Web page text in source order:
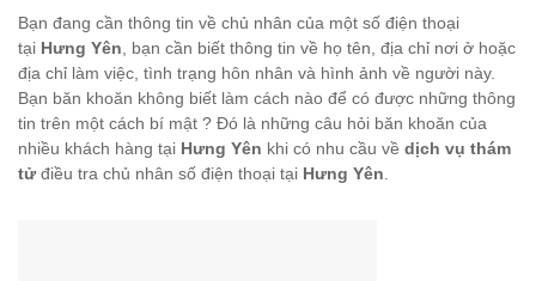
Bạn đang cần thông tin về chủ nhân của một số điện thoại
tại Hưng Yên , bạn cần biết thông tin về họ tên, địa chỉ nơi ở hoặc
địa chỉ làm việc, tình trạng hôn nhân và hình ảnh về người này.
Bạn băn khoăn không biết làm cách nào để có được những thông
tin trên một cách bí mật ? Đó là những câu hỏi băn khoăn của
nhiều khách hàng tại Hưng Yên khi có nhu cầu về dịch vụ thám
tử điều tra chủ nhân số điện thoại tại Hưng Yên